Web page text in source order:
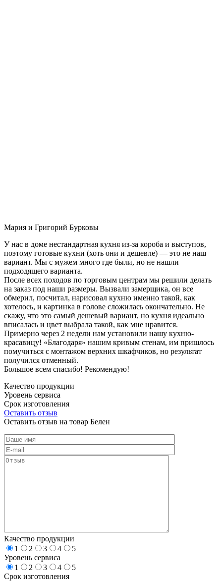
Мария и Григорий Бурковы
У нас в доме нестандартная кухня из-за короба и выступов,
поэтому готовые кухни (хоть они и дешевле) — это не наш
вариант. Мы с мужем много где были, но не нашли
подходящего варианта.
После всех походов по торговым центрам мы решили делать
на заказ под наши размеры. Вызвали замерщика, он все
обмерил, посчитал, нарисовал кухню именно такой, как
хотелось, и картинка в голове сложилась окончательно. Не
скажу, что это самый дешевый вариант, но кухня идеально
вписалась и цвет выбрала такой, как мне нравится.
Примерно через 2 недели нам установили нашу кухню-
красавицу! «Благодаря» нашим кривым стенам, им пришлось
помучиться с монтажом верхних шкафчиков, но результат
получился отменный.
Большое всем спасибо! Рекомендую!
Качество продукции
Уровень сервиса
Срок изготовления
Оставить отзыв
Оставить отзыв на товар Белен
Качество продукции
1
2 3 4
5
Уровень сервиса
1
2 3 4
5
Срок изготовления